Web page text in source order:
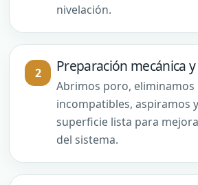
nivelación.
Preparación mecánica
Abrimos poro, eliminamos
incompatibles, aspiramos
superficie lista para
del sistema.